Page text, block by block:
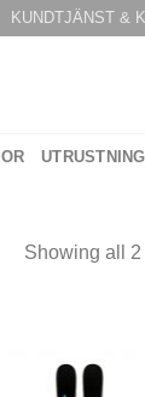
KUNDTJÄNST &
UTRUSTNING
Showing all 2